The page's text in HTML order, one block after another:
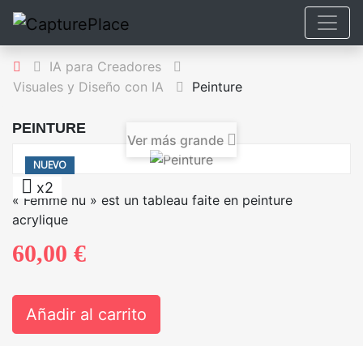
IA para Creadores
Visuales y Diseño con IA
Peinture
PEINTURE
NUEVO
x2
Ver más grande
« Femme nu » est un tableau faite en peinture
acrylique
60,00 €
Añadir al carrito